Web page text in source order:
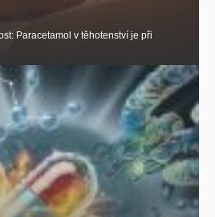
Paracetamol v těhotenství je při